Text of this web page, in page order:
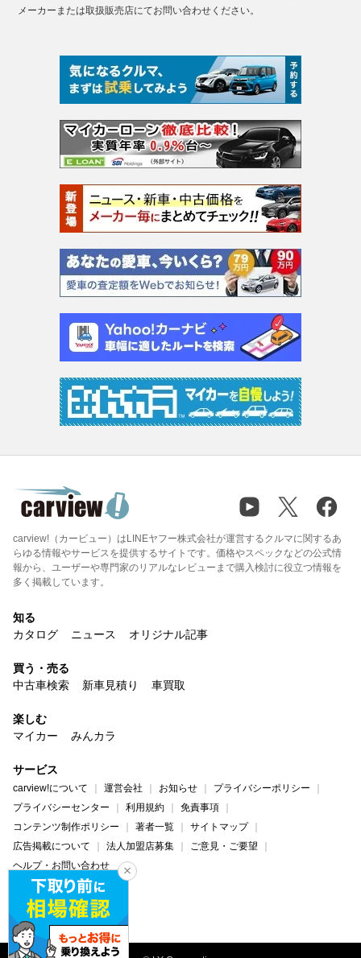
メーカーまたは取扱販売店にてお問い合わせください。
carview!（カービュー）はLINEヤフー株式会社が運営するクルマに関するあ
らゆる情報やサービスを提供するサイトです。価格やスペックなどの公式情
報から、ユーザーや専門家のリアルなレビューまで購入検討に役立つ情報を
多く掲載しています。
知る
カタログ
ニュース オリジナル記事
買う・売る
中古車検索
新車見積り 車買取
楽しむ
マイカー
みんカラ
サービス
carview!について 運営会社 お知らせ
プライバシーポリシー
プライバシーセンター
利用規約
免責事項
コンテンツ制作ポリシー
著者一覧
サイトマップ
広告掲載について
法人加盟店募集
ご意見・ご要望
ヘルプ・お問い合わせ
carview! Yahoo! JAPAN